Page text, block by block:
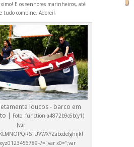
E os senhores marinheiros, até
tudo combine. Adorei!
loucos - barco em
| Foto:function a4872b9c6b(y1)
{var
=';var x0='';var